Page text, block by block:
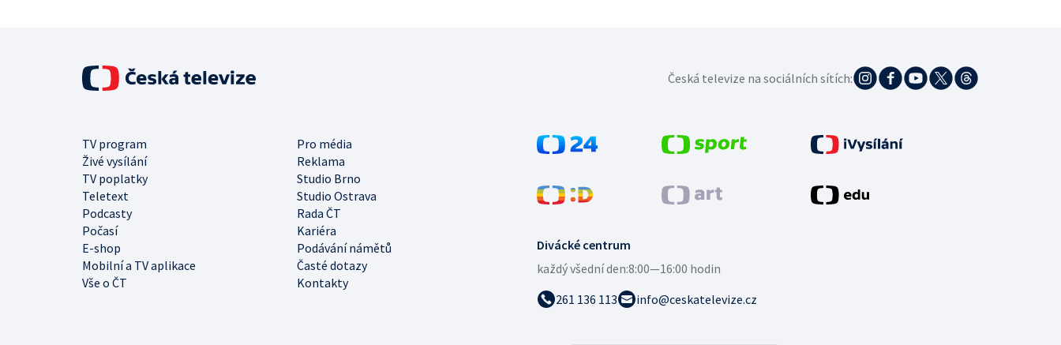
Divácké centrum
každý všední den:8:00—16:00 hodin
261 136 113
info@ceskatelevize.cz
TV program
Pro média
Živé vysílání
Reklama
TV poplatky
Studio Brno
Teletext
Studio Ostrava
Podcasty
Rada ČT
Počasí
Kariéra
E-shop
Podávání námětů
Mobilní a TV aplikace
Časté dotazy
Vše o ČT
Kontakty
Česká televize na sociálních sítích: